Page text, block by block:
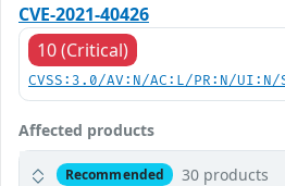
CVE-2021-40426
10 (Critical)
CVSS:3.0/AV:N/AC:L/PR:N/
Affected products
Recommended 30 products